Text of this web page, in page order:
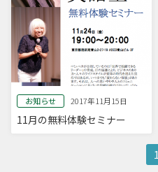
お知らせ 2017年11月15日
11月の無料体験セミナー
1